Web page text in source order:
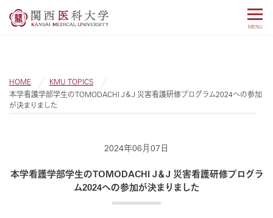
MENU
HOME
KMU TOPICS
本学看護学部学生のTOMODACHI J＆J 災害看護研修プログラム2024への参加
が決まりました
2024年06月07日
本学看護学部学生のTOMODACHI J＆J 災害看護研修プログラ
ム2024への参加が決まりました